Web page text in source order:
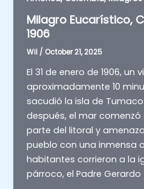
Milagro Eucarístico,
1906
Wil / October 21, 2025
El 31 de enero de 1906,
aproximadamente 10
sacudió la isla de
después, el mar
parte del litoral y
pueblo con una inmensa
habitantes corrieron a la
párroco, el Padre Gerardo